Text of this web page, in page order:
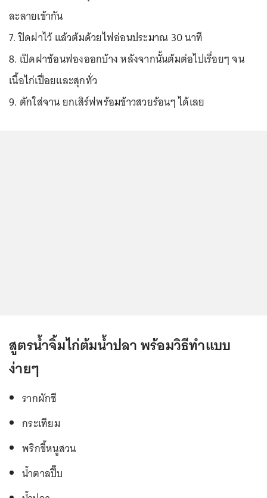
ละลายเข้ากัน
7. ปิดฝาไว้ แล้วต้มด้วยไฟอ่อนประมาณ 30 นาที
8. เปิดฝาช้อนฟองออกบ้าง หลังจากนั้นต้มต่อไปเรื่อยๆ จน
เนื้อไก่เปื่อยและสุกทั่ว
9. ตักใส่จาน ยกเสิร์ฟพร้อมข้าวสวยร้อนๆ ได้เลย
สูตรน้ำจิ้มไก่ต้มน้ำปลา พร้อมวิธีทำแบบ
ง่ายๆ
รากผักชี
กระเทียม
พริกขี้หนูสวน
น้ำตาลปี๊บ